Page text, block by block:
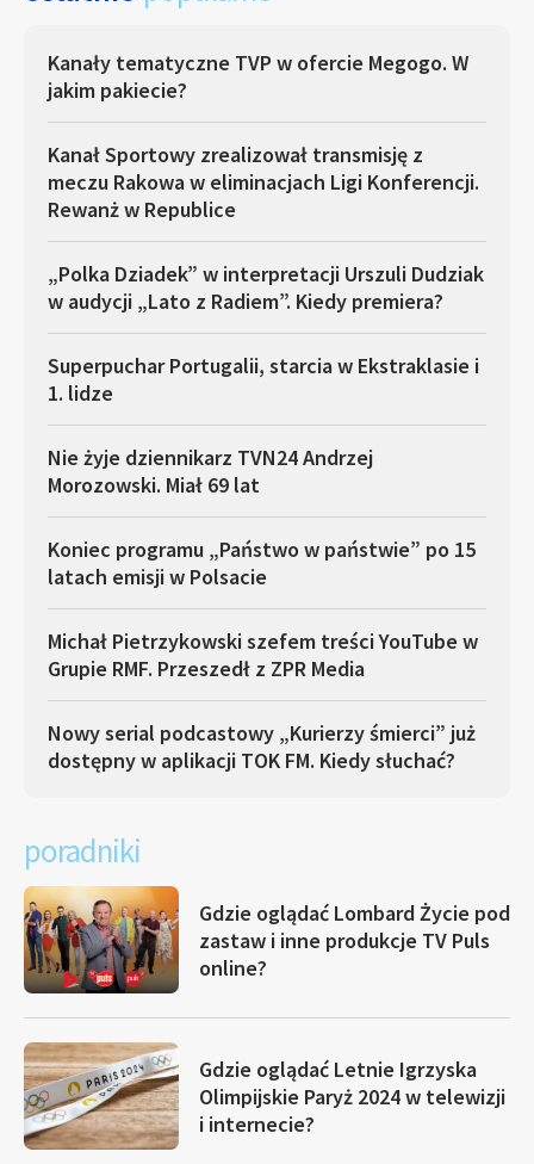
Kanały tematyczne TVP w ofercie Megogo. W
jakim pakiecie?
Kanał Sportowy zrealizował transmisję z
meczu Rakowa w eliminacjach Ligi Konferencji.
Rewanż w Republice
„Polka Dziadek” w interpretacji Urszuli Dudziak
w audycji „Lato z Radiem”. Kiedy premiera?
Superpuchar Portugalii, starcia w Ekstraklasie i
1. lidze
Nie żyje dziennikarz TVN24 Andrzej
Morozowski. Miał 69 lat
Koniec programu „Państwo w państwie” po 15
latach emisji w Polsacie
Michał Pietrzykowski szefem treści YouTube w
Grupie RMF. Przeszedł z ZPR Media
Nowy serial podcastowy „Kurierzy śmierci” już
dostępny w aplikacji TOK FM. Kiedy słuchać?
poradniki
Gdzie oglądać Lombard Życie pod
zastaw i inne produkcje TV Puls
online?
Gdzie oglądać Letnie Igrzyska
Olimpijskie Paryż 2024 w telewizji
i internecie?